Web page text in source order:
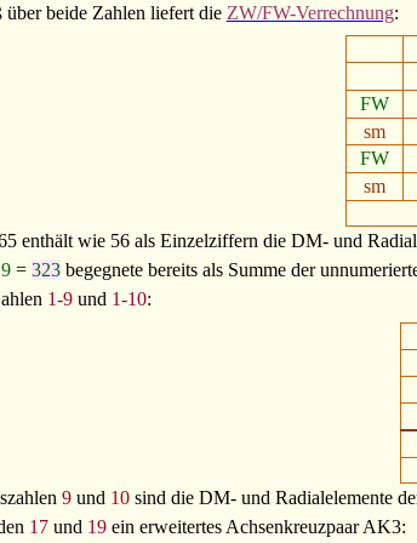
beide Zahlen liefert die ZW/FW-Verrechnung:
FW
sm
FW
sm
enthält wie 56 als Einzelziffern die DM- und
=323 begegnete bereits als Summe der
1-9und 1-10:
9 und 10 sind die DM- und Radialelemente
17und 19ein erweitertes Achsenkreuzpaar AK3: